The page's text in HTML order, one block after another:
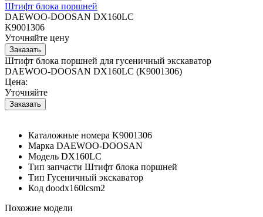
Штифт блока поршней
DAEWOO-DOOSAN DX160LC
K9001306
Уточняйте цену
Штифт блока поршней для гусеничный экскаватор
DAEWOO-DOOSAN DX160LC (K9001306)
Цена:
Уточняйте
Каталожные номера K9001306
Марка DAEWOO-DOOSAN
Модель DX160LC
Тип запчасти Штифт блока поршней
Тип Гусеничный экскаватор
Код doodx160lcsm2
Похожие модели